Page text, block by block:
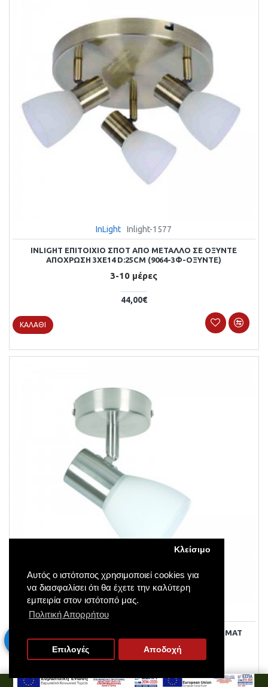
Αυτός ο ιστότοπος χρησιμοποιεί cookies για
να διασφαλίσει ότι θα έχετε την καλύτερη
εμπειρία στον ιστότοπό μας.
Πολιτική Απορρήτου
Κλείσιμο
Επιλογές Αποδοχή
InLight Inlight-1577
INLIGHT ΕΠΙΤΟΊΧΙΟ ΣΠΟΤ ΑΠΌ ΜΈΤΑΛΛΟ ΣΕ ΟΞΥΝΤΈ
ΑΠΌΧΡΩΣΗ 3XE14 D:25CM (9064-3Φ-ΟΞΥΝΤΈ)
3-10 μέρες
44,00€
ΚΑΛΆΘΙ
InLight
INLIGHT ΕΠΙΤΟΊΧΙΟ ΣΠΟΤ ΑΠΌ ΜΈΤΑΛΛΟ ΣΕ ΝΊΚΕΛ ΜΑΤ
ΑΠΌΧΡΩΣΗ 1XE14 D:8CM (9064-1Φ-ΝΊΚΕΛ ΜΑΤ)
3-10 μέρες
13,00€